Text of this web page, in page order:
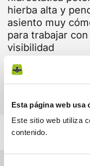
Esta página web usa
Este sitio web utiliza
contenido.
hierba alta y
asiento muy
para trabajar
visibilidad
Comparar